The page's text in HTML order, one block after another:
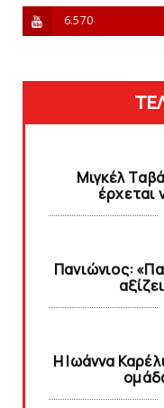
6.570
Mιγκέλ
έρχεται
Πανιώνιoς:
Η Ιωάννα